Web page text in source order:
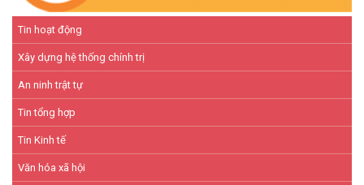
Tin hoạt động
Xây dựng hệ thống chính trị
An ninh trật tự
Tin tổng hợp
Tin Kinh tế
Văn hóa xã hội